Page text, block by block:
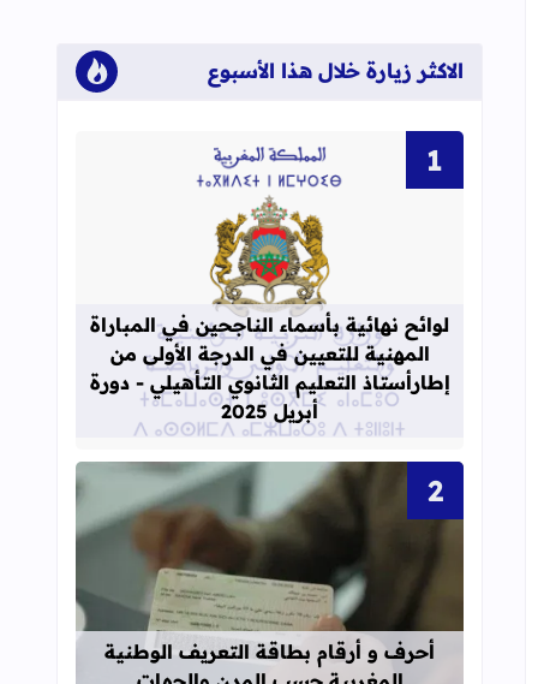
الاكثر زيارة خلال هذا الأسبوع
قراءة المزيد عن لوائح نهائية بأسماء
لوائح نهائية بأسماء الناجحين في المباراة
المهنية للتعيين في الدرجة الأولى من
إطارأستاذ التعليم الثانوي التأهيلي - دورة
أبريل 2025
قراءة المزيد عن أحرف و أرقام
أحرف و أرقام بطاقة التعريف الوطنية